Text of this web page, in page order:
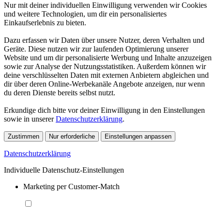
Nur mit deiner individuellen Einwilligung verwenden wir Cookies
und weitere Technologien, um dir ein personalisiertes
Einkaufserlebnis zu bieten.
Dazu erfassen wir Daten über unsere Nutzer, deren Verhalten und
Geräte. Diese nutzen wir zur laufenden Optimierung unserer
Website und um dir personalisierte Werbung und Inhalte anzuzeigen
sowie zur Analyse der Nutzungsstatistiken. Außerdem können wir
deine verschlüsselten Daten mit externen Anbietern abgleichen und
dir über deren Online-Werbekanäle Angebote anzeigen, nur wenn
du deren Dienste bereits selbst nutzt.
Erkundige dich bitte vor deiner Einwilligung in den Einstellungen
sowie in unsererDatenschutzerklärung.
Zustimmen Nur erforderliche Einstellungen anpassen
Datenschutzerklärung
Individuelle Datenschutz-Einstellungen
Marketing per Customer-Match